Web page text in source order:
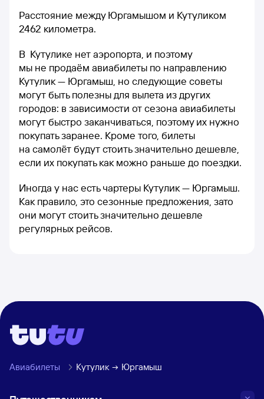
Расстояние между Юргамышом и Кутуликом
2462 километра.
В Кутулике нет аэропорта, и поэтому
мы не продаём авиабилеты по направлению
Кутулик — Юргамыш, но следующие советы
могут быть полезны для вылета из других
городов: в зависимости от сезона авиабилеты
могут быстро заканчиваться, поэтому их нужно
покупать заранее. Кроме того, билеты
на самолёт будут стоить значительно дешевле,
если их покупать как можно раньше до поездки.
Иногда у нас есть чартеры Кутулик — Юргамыш.
Как правило, это сезонные предложения, зато
они могут стоить значительно дешевле
регулярных рейсов.
Авиабилеты Кутулик Юргамыш